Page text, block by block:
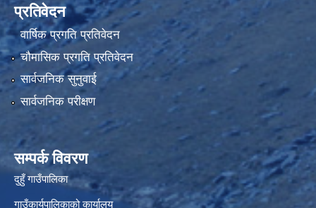
प्रतिवेदन
वार्षिक प्रगति प्रतिवेदन
चौमासिक प्रगति प्रतिवेदन
सार्वजनिक सुनुवाई
सार्वजनिक परीक्षण
सम्पर्क विवरण
दुहुँ गाउँपालिका
गाउँकार्यपालिकाको कार्यालय